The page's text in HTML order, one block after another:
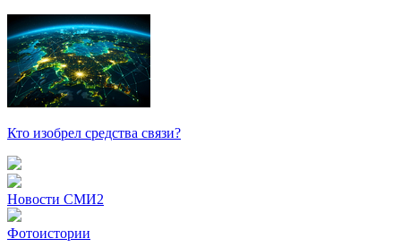
Кто изобрел средства связи?
Новости СМИ2
Фотоистории